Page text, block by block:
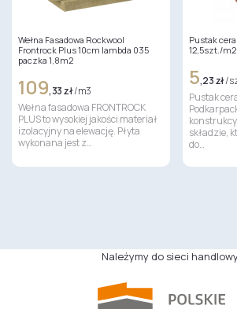
Wełna Fasadowa Rockwool
Frontrock Plus 10cm lambda 035
paczka 1,8m2
109,33 zł/ m3
Wełna fasadowa FRONTROCK
PLUS to wysokiej jakości materiał
izolacyjny na elewację. Płyta
wykonana jest z…
Pustak
12,5szt./
5,23 zł/
Pustak
składzie,
do…
Należymy do sieci